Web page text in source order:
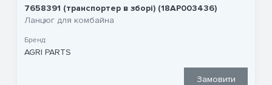
7658391 (транспортер в зборі) (18AP003436)
Ланцюг для комбайна
Бренд:
AGRI PARTS
Замовити